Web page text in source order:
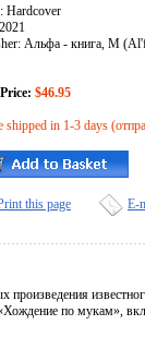
Hardcover
Альфа - книга, М
$46.95
shipped in 1-3 days
this page E-
по мукам»,